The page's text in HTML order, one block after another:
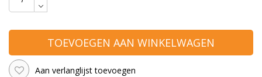
TOEVOEGEN AAN WINKELWAGEN
Aan verlanglijst toevoegen